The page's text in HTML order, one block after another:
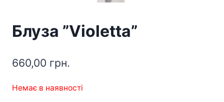
Блуза ”Violetta”
660,00 грн.
Немає в наявності